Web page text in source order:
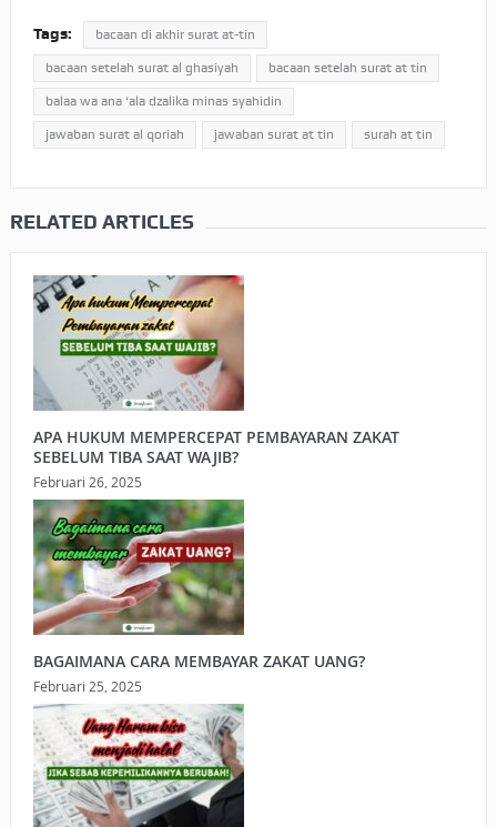
Tags: bacaan di akhir surat at-tin
bacaan setelah surat al ghasiyah bacaan setelah surat at tin
balaa wa ana ‘ala dzalika minas syahidin
jawaban surat al qoriah jawaban surat at tin surah at tin
RELATED ARTICLES
APA HUKUM MEMPERCEPAT PEMBAYARAN ZAKAT
SEBELUM TIBA SAAT WAJIB?
Februari 26, 2025
BAGAIMANA CARA MEMBAYAR ZAKAT UANG?
Februari 25, 2025